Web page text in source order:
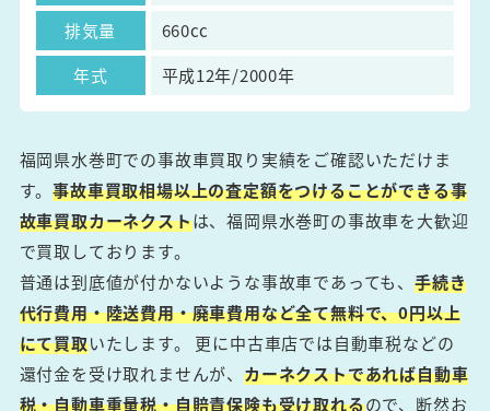
排気量
660cc
年式
平成12年/2000年
福岡県水巻町での事故車買取り実績をご確認いただけま
す。事故車買取相場以上の査定額をつけることができる事
故車買取カーネクストは、福岡県水巻町の事故車を大歓迎
で買取しております。
普通は到底値が付かないような事故車であっても、手続き
代行費用・陸送費用・廃車費用など全て無料で、0円以上
にて買取いたします。 更に中古車店では自動車税などの
還付金を受け取れませんが、カーネクストであれば自動車
税・自動車重量税・自賠責保険も受け取れるので、断然お